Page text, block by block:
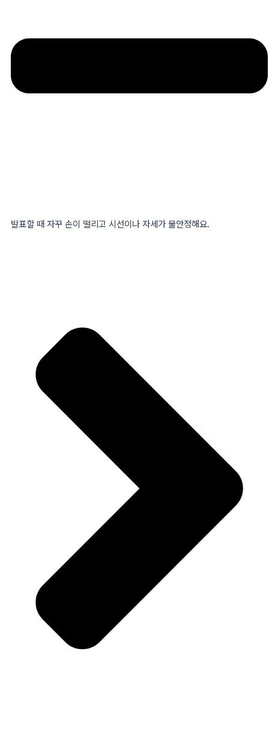
발표할 때 자꾸 손이 떨리고 시선이나 자세가 불안정해요.